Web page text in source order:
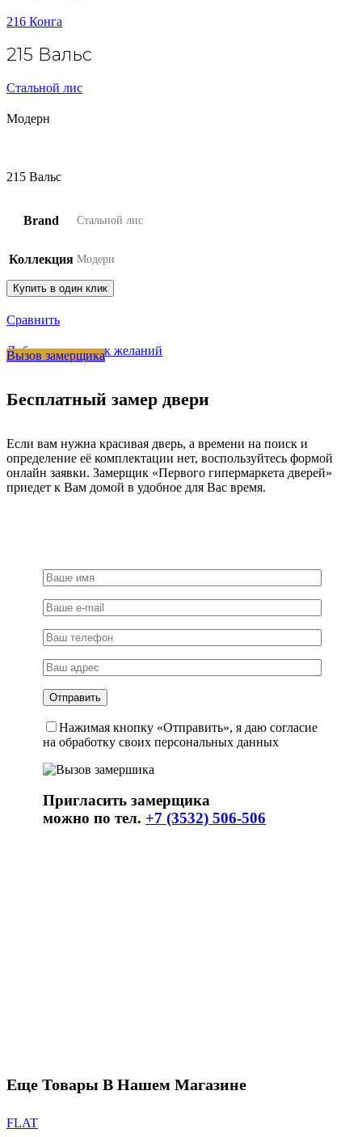
216 Конга
215 Вальс
Стальной лис
Модерн
215 Вальс
Brand Стальной лис
Коллекция Модерн
Купить в один клик
Сравнить
Добавить в список желаний
Вызов замерщика
Бесплатный замер двери
Если вам нужна красивая дверь, а времени на поиск и
определение её комплектации нет, воспользуйтесь формой
онлайн заявки. Замерщик «Первого гипермаркета дверей»
приедет к Вам домой в удобное для Вас время.
Нажимая кнопку «Отправить», я даю согласие
на обработку своих персональных данных
Пригласить замерщика
можно по тел. +7 (3532) 506-506
Еще Товары В Нашем Магазине
FLAT